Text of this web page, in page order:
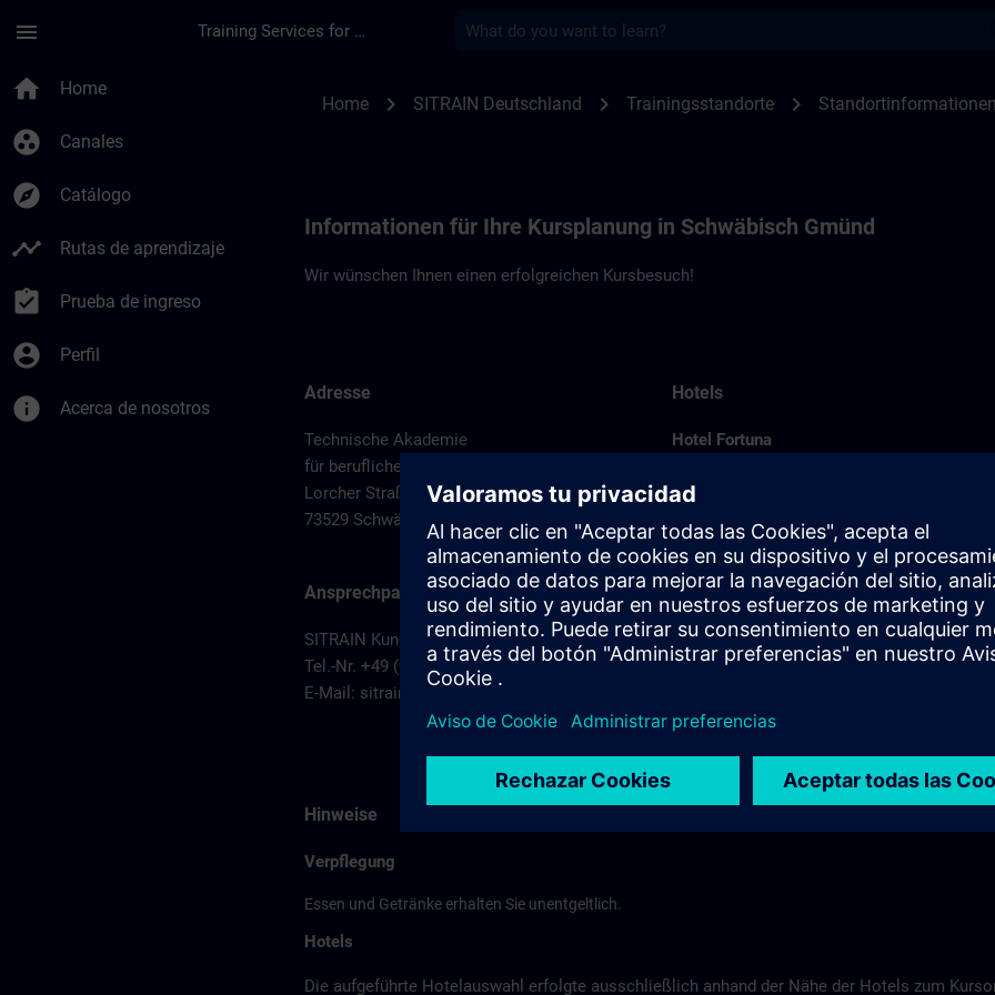
menu Training Services for Digital Industries
home Home
group_work Canales
explore Catálogo
timeline Rutas de aprendizaje
assignment_turned_in Prueba de ingreso
account_circle Perfil
info Acerca de nosotros
Home chevron_right SITRAIN Deutschland chevron_right Trainingsstandorte chevron_right
Informationen für Ihre Kursplanung in Schwäbisch Gmünd
Wir wünschen Ihnen einen erfolgreichen Kursbesuch!
Adresse
Technische Akademie
für berufliche Bildung e. V.
Lorcher Straße 119
73529 Schwäbisch Gmünd
Ansprechpartner
SITRAIN Kundenberatung Stuttgart
Tel.-Nr. +49 (0) 911/895-7575
E-Mail: sitrain.de@siemens.com
Hotels
Hotel Fortuna
73525 Schwäbisch Gmünd
Tel.-Nr.: +49 (0) 7171-109-0
Hotel Fortuna >
Hotel am Remspark
Remspark 1
73525 Schwäbisch Gmünd
Tel-Nr.: +49 (0) 7171-7988200
Hinweise
Verpflegung
Essen und Getränke erhalten Sie unentgeltlich.
Hotels
Die aufgeführte Hotelauswahl erfolgte ausschließlich anhand der Nähe der Hotels zum